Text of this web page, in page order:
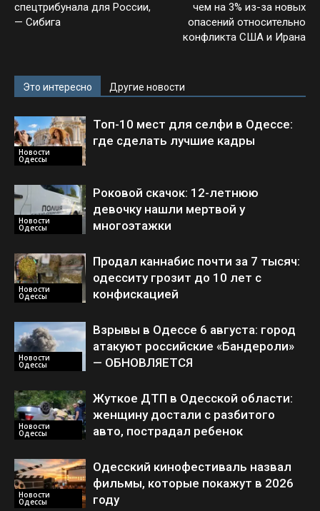
спецтрибунала для России,
— Сибига
чем на 3% из-за новых
опасений относительно
конфликта США и Ирана
Это интересно Другие новости
Новости
Одессы
Топ-10 мест для селфи в Одессе:
где сделать лучшие кадры
Новости
Одессы
Роковой скачок: 12-летнюю
девочку нашли мертвой у
многоэтажки
Новости
Одессы
Продал каннабис почти за 7 тысяч:
одесситу грозит до 10 лет с
конфискацией
Новости
Одессы
Взрывы в Одессе 6 августа: город
атакуют российские «Бандероли»
— ОБНОВЛЯЕТСЯ
Новости
Одессы
Жуткое ДТП в Одесской области:
женщину достали с разбитого
авто, пострадал ребенок
Новости
Одессы
Одесский кинофестиваль назвал
фильмы, которые покажут в 2026
году